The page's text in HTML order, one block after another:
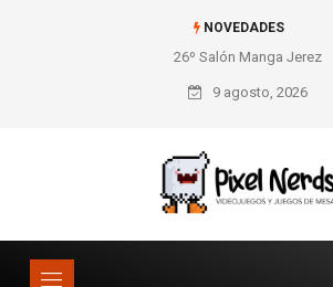
NOVEDADES
26º Salón Manga Jerez SNES Pixel
los amantes
9 agosto, 2026